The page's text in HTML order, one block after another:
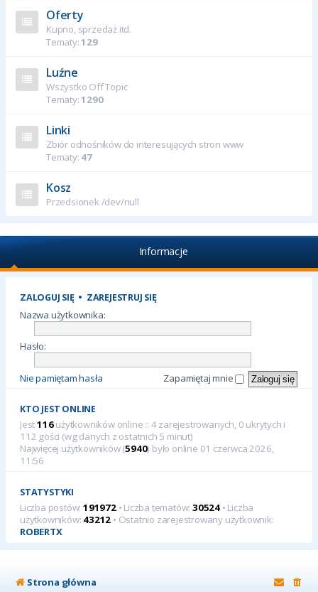
Oferty
Kupno, sprzedaż itd.
Tematy:129
Luźne
Wszystko Off Topic
Tematy:1290
Linki
Zbiór odnośników do interesujących stron www
Tematy: 47
Kosz
Przedsionek /dev/null
Informacje
ZALOGUJ SIĘ• ZAREJESTRUJ SIĘ
Nazwa użytkownika:
Hasło:
Nie pamiętam hasła Zapamiętaj mnie
KTO JEST ONLINE
Jest116użytkowników online :: 4 zarejestrowanych, 0 ukrytych i
112 gości (wg danych z ostatnich 5 minut)
Najwięcej użytkowników (5940) było online 01 czerwca 2026,
11:56
STATYSTYKI
Liczba postów: 191972• Liczba tematów:30524 • Liczba
użytkowników: 43212 • Ostatnio zarejestrowany użytkownik:
ROBERTX
Strona główna